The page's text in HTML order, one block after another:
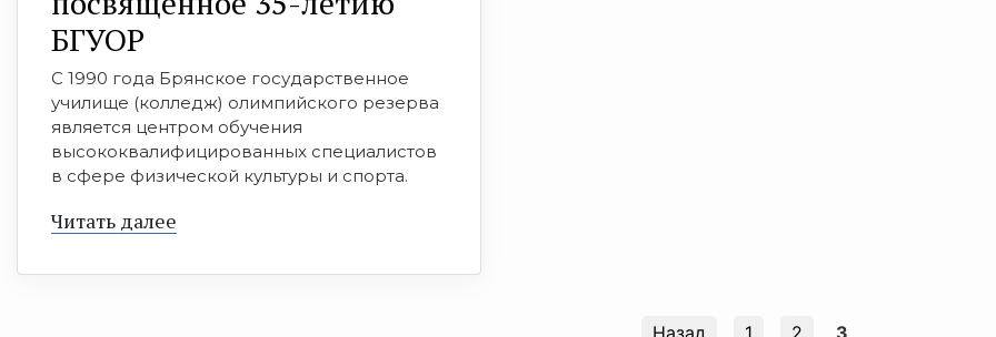
БГУОР
С 1990 года Брянское государственное
училище (колледж) олимпийского резерва
является центром обучения
высококвалифицированных специалистов
в сфере физической культуры и спорта.
Читать далее
Назад 1 2 3